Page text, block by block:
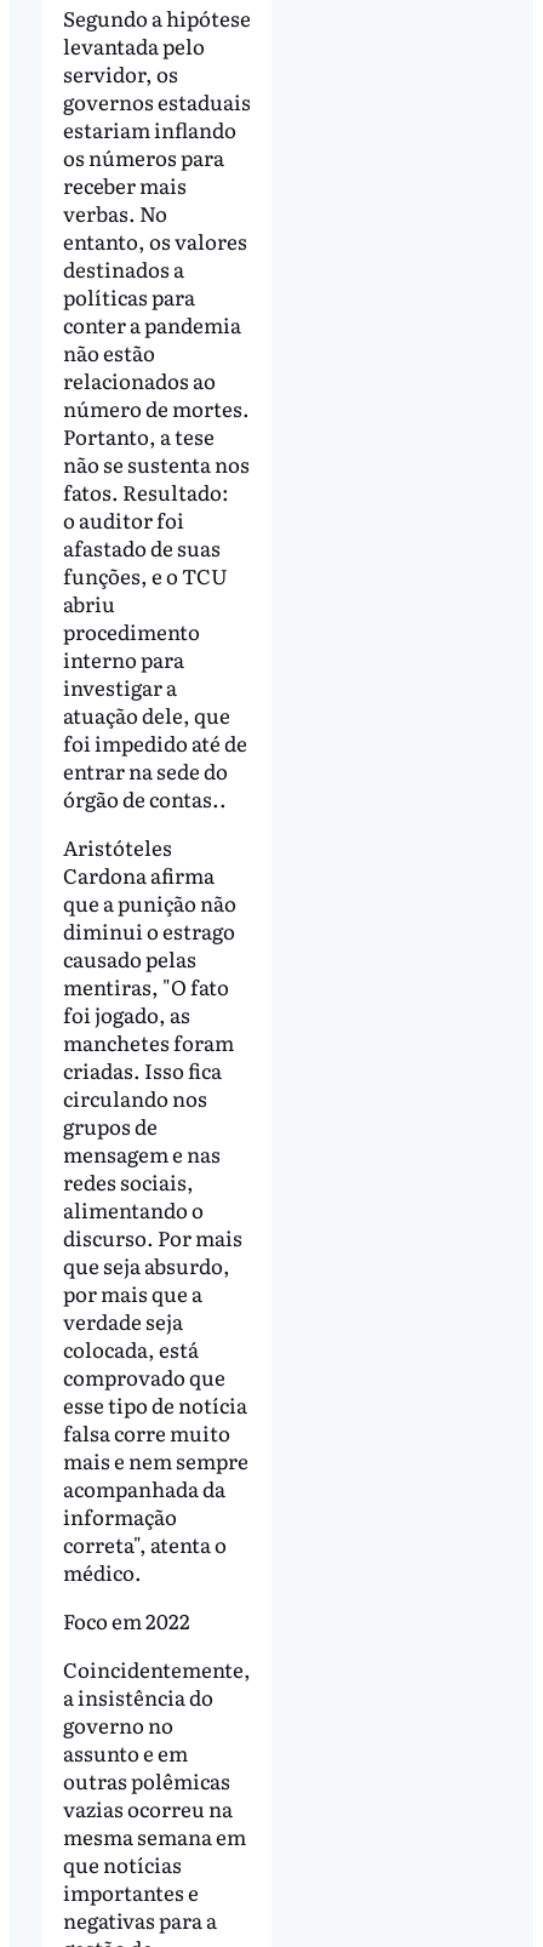
Segundo a hipótese
levantada pelo
servidor, os
governos estaduais
estariam inflando
os números para
receber mais
verbas. No
entanto, os valores
destinados a
políticas para
conter a pandemia
não estão
relacionados ao
número de mortes.
Portanto, a tese
não se sustenta nos
fatos. Resultado:
o auditor foi
afastado de suas
funções, e o TCU
abriu
procedimento
interno para
investigar a
atuação dele, que
foi impedido até de
entrar na sede do
órgão de contas..
Aristóteles
Cardona afirma
que a punição não
diminui o estrago
causado pelas
mentiras, "O fato
foi jogado, as
manchetes foram
criadas. Isso fica
circulando nos
grupos de
mensagem e nas
redes sociais,
alimentando o
discurso. Por mais
que seja absurdo,
por mais que a
verdade seja
colocada, está
comprovado que
esse tipo de notícia
falsa corre muito
mais e nem sempre
acompanhada da
informação
correta", atenta o
médico.
Foco em 2022
Coincidentemente,
a insistência do
governo no
assunto e em
outras polêmicas
vazias ocorreu na
mesma semana em
que notícias
importantes e
negativas para a